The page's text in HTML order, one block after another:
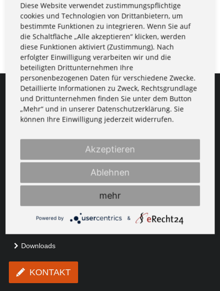
ein echt charmanter Ausklang mit echtem Segen!
ZURÜCK
Anschrift & Kontakt
03671 531533
Medien
Musik
Downloads
KONTAKT
Diese Website verwendet zustimmungspflichtige
cookies und Technologien von Drittanbietern, um
bestimmte Funktionen zu integrieren. Wenn Sie auf
die Schaltfläche „Alle akzeptieren“ klicken, werden
diese Funktionen aktiviert (Zustimmung). Nach
erfolgter Einwilligung verarbeiten wir und die
beteiligten Drittunternehmen Ihre
personenbezogenen Daten für verschiedene Zwecke.
Detaillierte Informationen zu Zweck, Rechtsgrundlage
und Drittunternehmen finden Sie unter dem Button
„Mehr“ und in unserer Datenschutzerklärung. Sie
können Ihre Einwilligung jederzeit widerrufen.
Akzeptieren
Ablehnen
mehr
Powered by &